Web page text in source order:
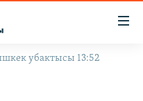
убактысы 13:52